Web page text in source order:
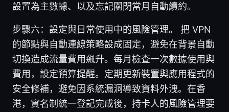
設置為主數據、以及忘記關閉當月自動續約。
步驟六：設定與日常使用中的風險管理。 把 VPN
的節點與自動連線策略設成固定，避免在背景自動
切換造成流量費用飆升。每月檢查一次數據使用與
費用，設定預算提醒。定期更新裝置與應用程式的
安全修補，避免因系統漏洞導致資料外洩。在香
港，實名制統一登記完成後，持卡人的風險管理要